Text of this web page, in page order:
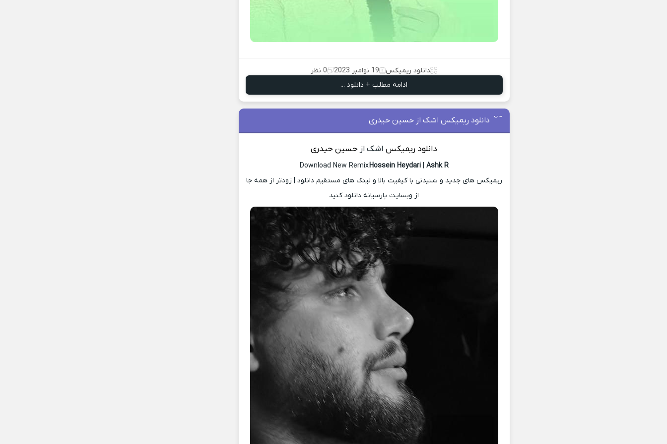
دانلود ریمیکس 19 نوامبر 2023
0 نظر
ادامه مطلب + دانلود ...
دانلود ریمیکس اشک از حسین حیدری
دانلود ریمیکس اشک از حسین حیدری
Download New RemixHossein Heydari| Ashk R
ریمیکس های جدید و شنیدنی با کیفیت بالا و لینک های مستقیم دانلود | زودتر از همه جا
از وبسایت پارسیانه دانلود کنید